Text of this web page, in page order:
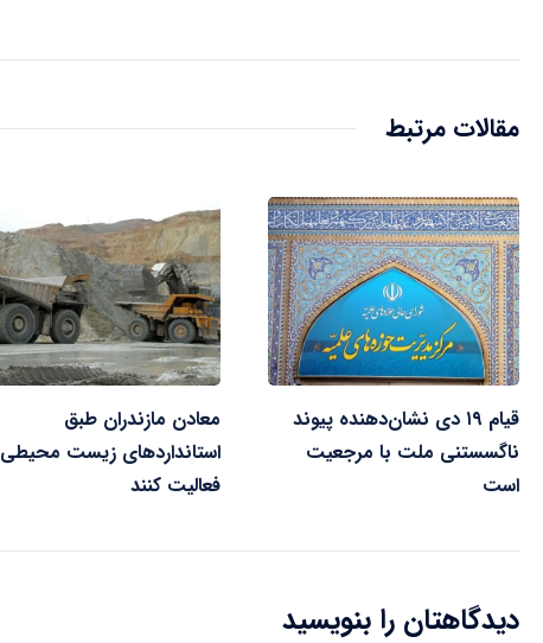
مقالات مرتبط
قیام ۱۹ دی نشان‌دهنده پیوند
ناگسستنی ملت با مرجعیت
است
معادن مازندران طبق
استانداردهای زیست محیطی
فعالیت کنند
دیدگاهتان را بنویسید